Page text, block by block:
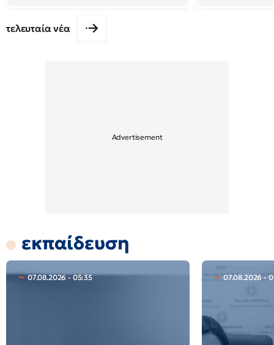
τελευταία νέα
εκπαίδευση
07.08.2026 - 05:35 07.08.2026 -